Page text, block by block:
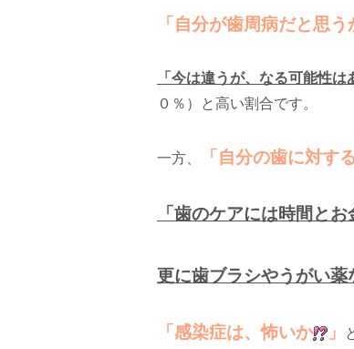
「自分が歯周病だと思う
「今は違うが、なる可能性
０％）と高い割合です。
一方、 「自分の歯に対す
「歯のケアには時間と
更に歯ブラシやうがい薬
「感染症は、怖いか 」